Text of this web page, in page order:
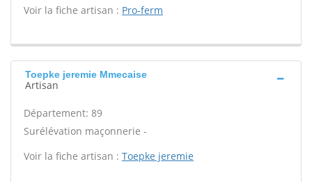
Voir la fiche artisan : Pro-ferm
Toepke jeremie Mmecaise
Artisan
Département: 89
Surélévation maçonnerie -
Voir la fiche artisan : Toepke jeremie